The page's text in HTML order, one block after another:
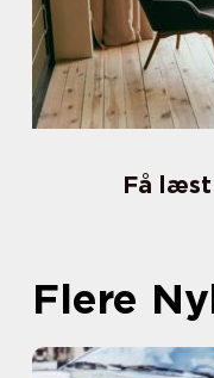
Få
Flere